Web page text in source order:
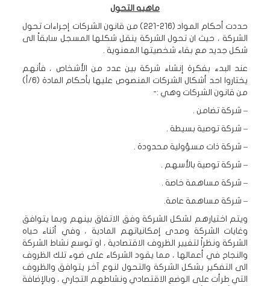
ماهيه التحول
حددت أحكام المواد (216-221) من قانون الشركات إجراءات تحول
الشركة ، حيث ان تحول الشركة ينقل شكلها المسجل سابقاً الى
شكل جديد مع بقاء شخصيتها المعنوية .
عند البدء بفكرة إنشاء شركة بين عدد من الأشخاص ، فأنهم
يختاروا احد أشكال الشركات المنصوص عليها بأحكام المادة (6/أ)
من قانون الشركات وهي :-
– شركة تضامن .
– شركة توصية بسيطة .
– شركة ذات مسؤولية محدودة .
– شركة توصية بالأسهم .
– شركة مساهمة خاصة .
– شركة مساهمة عامة.
ويتم اختيارهم لشكل الشركة وفق الاتفاق بينهم وبما يتوافق
وغايات الشركة ومدى إمكانياتهم المادية ، وفي أثناء حياه
الشركة ونظراً لتغيير الظروف الاقتصادية ، او توسع نشاط الشركة
والنجاح في أعمالها ، مما يقود الشركاء على ضوء تلك الظروف
الى التفكير بشكل الشركة والتحول لنوع آخر يتوافق والظروف
التي طرأت على الوضع الاقتصادي ونشاطهم التجاري ، وبالإضافة